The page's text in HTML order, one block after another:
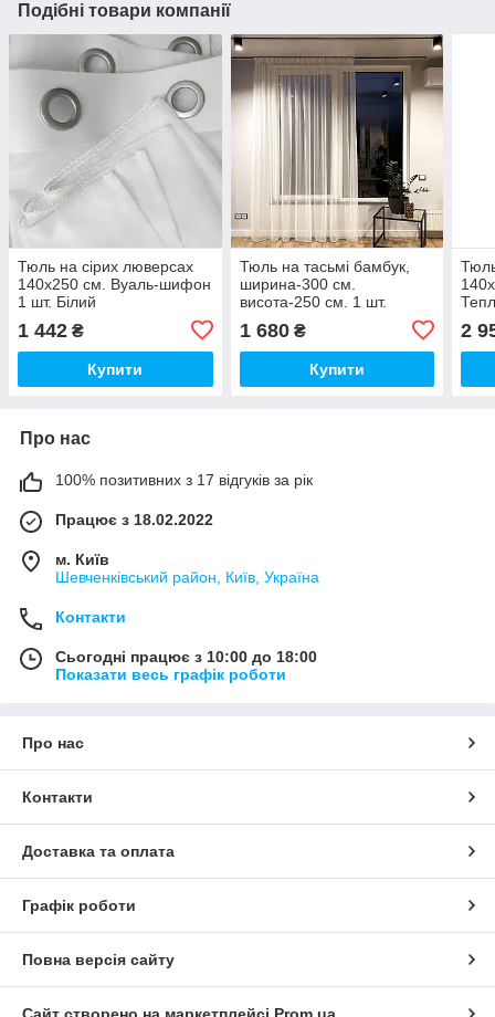
Подібні товари компанії
Тюль на сірих люверсах
140х250 см. Вуаль-шифон
1 шт. Білий
1 442 ₴
Купити
Тюль на тасьмі бамбук,
ширина-300 см.
висота-250 см. 1 шт.
Тепло-білий, Туреччина
1 680₴
Купити
2
Про нас
100% позитивних з 17 відгуків за рік
Працює з 18.02.2022
м. Київ
Шевченківський район, Київ, Україна
Контакти
Сьогодні працює з 10:00 до 18:00
Показати весь графік роботи
Про нас
Контакти
Доставка та оплата
Графік роботи
Повна версія сайту